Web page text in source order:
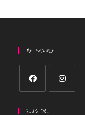
ME SUIVRE
PLUS DE…